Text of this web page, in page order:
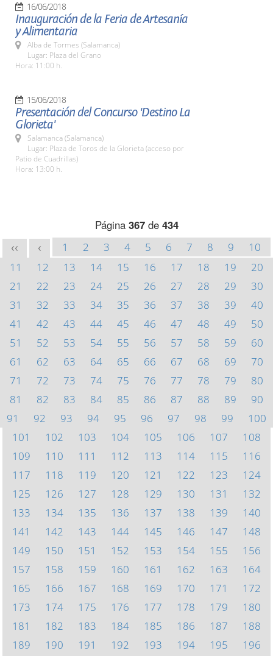
16/06/2018
Inauguración de la Feria de Artesanía
y Alimentaria
Alba de Tormes (Salamanca)
Lugar: Plaza del Grano
Hora: 11:00 h.
15/06/2018
Presentación del Concurso 'Destino La
Glorieta'
Salamanca (Salamanca)
Lugar: Plaza de Toros de la Glorieta (acceso por
Patio de Cuadrillas)
Hora: 13:00 h.
Página 367de 434
<< < 1 2 3 4 5 6 7 8 9
10
11
12 13 14 15 16 17 18 19
20
21
22 23 24 25 26 27 28 29
30
31
32 33 34 35 36 37 38 39
40
41
42 43 44 45 46 47 48 49
50
51
52 53 54 55 56 57 58 59
60
61
62 63 64 65 66 67 68 69
70
71
72 73 74 75 76 77 78 79
80
81
82 83 84 85 86 87 88 89
90
91
92 93 94 95 96 97 98 99
100
101
102 103 104 105 106 107
108
109
110 111 112 113 114 115
116
117
118 119 120 121 122 123
124
125
126 127 128 129 130 131
132
133
134 135 136 137 138 139
140
141
142 143 144 145 146 147
148
149
150 151 152 153 154 155
156
157
158 159 160 161 162 163
164
165
166 167 168 169 170 171
172
173
174 175 176 177 178 179
180
181
182 183 184 185 186 187
188
189
190 191 192 193 194 195
196